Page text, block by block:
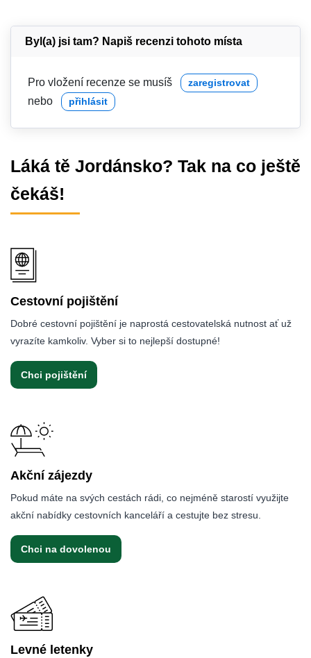
Byl(a) jsi tam? Napiš recenzi tohoto místa
Pro vložení recenze se musíš zaregistrovat
nebo přihlásit
Láká tě Jordánsko? Tak na co ještě
čekáš!
Cestovní pojištění
Dobré cestovní pojištění je naprostá cestovatelská nutnost ať už
vyrazíte kamkoliv. Vyber si to nejlepší dostupné!
Chci pojištění
Akční zájezdy
Pokud máte na svých cestách rádi, co nejméně starostí využijte
akční nabídky cestovních kanceláří a cestujte bez stresu.
Chci na dovolenou
Levné letenky